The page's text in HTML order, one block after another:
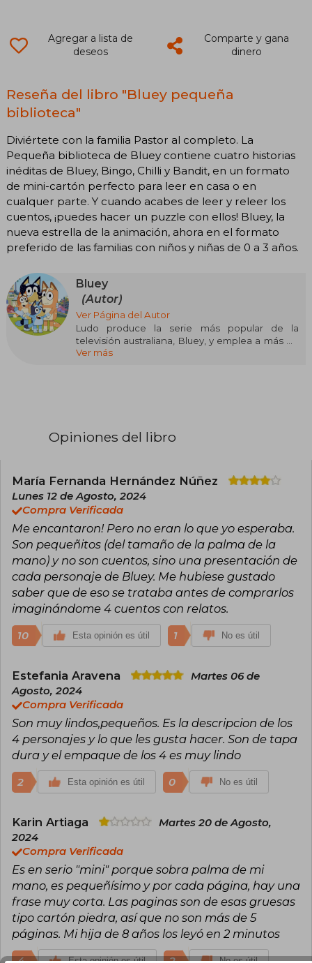
Agregar a lista de
deseos
Comparte y gana
dinero
Reseña del libro "Bluey pequeña
biblioteca"
Diviértete con la familia Pastor al completo. La
Pequeña biblioteca de Bluey contiene cuatro historias
inéditas de Bluey, Bingo, Chilli y Bandit, en un formato
de mini-cartón perfecto para leer en casa o en
cualquer parte. Y cuando acabes de leer y releer los
cuentos, ¡puedes hacer un puzzle con ellos! Bluey, la
nueva estrella de la animación, ahora en el formato
preferido de las familias con niños y niñas de 0 a 3 años.
Bluey
(Autor)
Ver Página del Autor
Ludo produce la serie más popular de la
televisión australiana, Bluey, y emplea a más de
cincuenta creativos y productores en sus
en Brisbane, Australia.
Ver más
Opiniones del libro
María Fernanda Hernández Núñez
Lunes 12 de Agosto, 2024
Compra Verificada
Me encantaron! Pero no eran lo que yo esperaba.
Son pequeñitos (del tamaño de la palma de la
mano) y no son cuentos, sino una presentación de
cada personaje de Bluey. Me hubiese gustado
saber que de eso se trataba antes de comprarlos
imaginándome 4 cuentos con relatos.
10 Esta opinión es útil 1 No es útil
Estefania Aravena
Martes 06 de
Agosto, 2024
Compra Verificada
Son muy lindos,pequeños. Es la descripcion de los
4 personajes y lo que les gusta hacer. Son de tapa
dura y el empaque de los 4 es muy lindo
2 Esta opinión es útil 0 No es útil
Karin Artiaga
Martes 20 de Agosto,
2024
Compra Verificada
Es en serio "mini" porque sobra palma de mi
mano, es pequeñísimo y por cada página, hay una
frase muy corta. Las paginas son de esas gruesas
tipo cartón piedra, así que no son más de 5
páginas. Mi hija de 8 años los leyó en 2 minutos
Esta opinión es útil No es útil